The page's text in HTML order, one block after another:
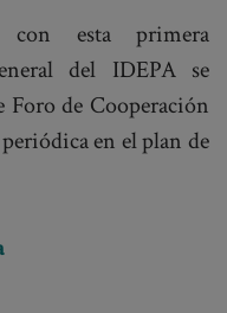
esta primera
del IDEPA se
de Cooperación
en el plan de